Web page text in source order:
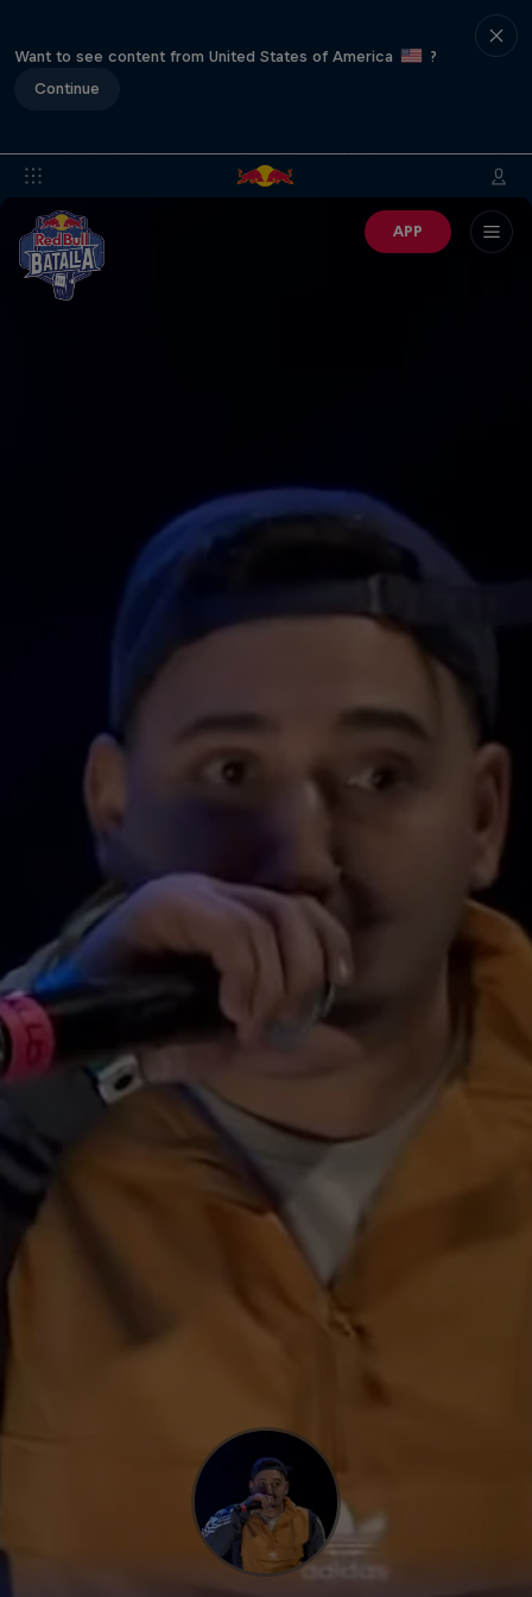
Want to see content from United States of America
?
Continue
APP